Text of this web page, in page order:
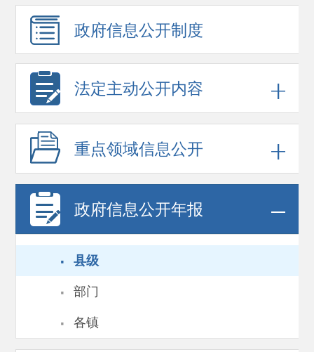
政府信息公开制度
法定主动公开内容
重点领域信息公开
政府信息公开年报
· 县级
· 部门
· 各镇